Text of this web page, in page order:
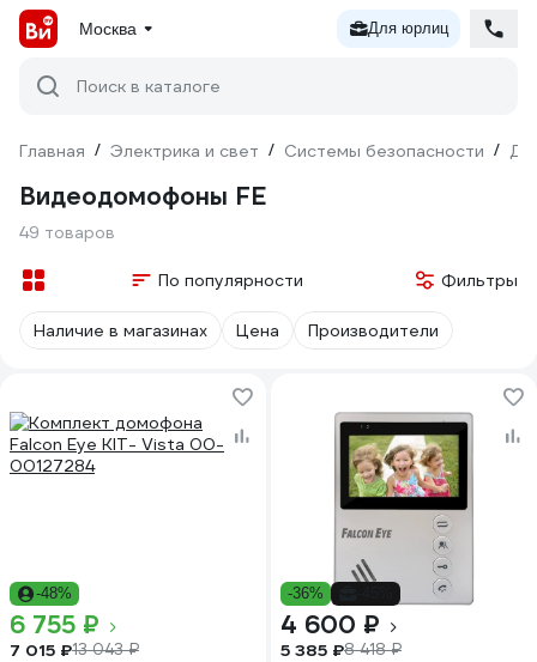
Москва Для юрлиц
Поиск в каталоге
Главная / Электрика и свет / Системы безопасности /
Видеодомофоны FE
49 товаров
По популярности Фильтры
Наличие в магазинах Цена Производители
-48%
6 755 ₽
7 015 ₽13 043 ₽
-36%
4 600 ₽
5 385 ₽8 418 ₽